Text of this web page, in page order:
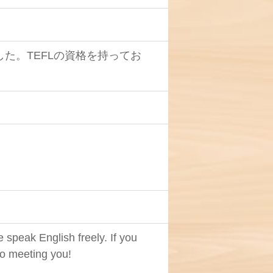
。TEFLの資格を持ってお
speak English freely. If you
meeting you!